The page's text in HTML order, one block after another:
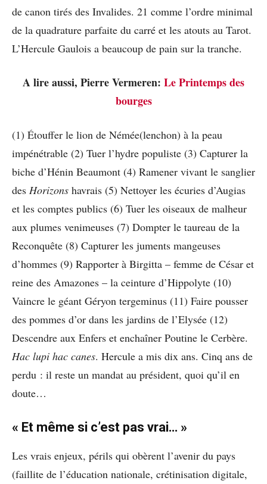
de canon tirés des Invalides. 21 comme l’ordre minimal
de la quadrature parfaite du carré et les atouts au Tarot.
L’Hercule Gaulois a beaucoup de pain sur la tranche.
A lire aussi, Pierre Vermeren: Le Printemps des
bourges
(1) Étouffer le lion de Némée(lenchon) à la peau
impénétrable (2) Tuer l’hydre populiste (3) Capturer la
biche d’Hénin Beaumont (4) Ramener vivant le sanglier
des Horizons havrais (5) Nettoyer les écuries d’Augias
et les comptes publics (6) Tuer les oiseaux de malheur
aux plumes venimeuses (7) Dompter le taureau de la
Reconquête (8) Capturer les juments mangeuses
d’hommes (9) Rapporter à Birgitta – femme de César et
reine des Amazones – la ceinture d’Hippolyte (10)
Vaincre le géant Géryon tergeminus (11) Faire pousser
des pommes d’or dans les jardins de l’Elysée (12)
Descendre aux Enfers et enchaîner Poutine le Cerbère.
Hac lupi hac canes. Hercule a mis dix ans. Cinq ans de
perdu : il reste un mandat au président, quoi qu’il en
doute…
« Et même si c’est pas vrai… »
Les vrais enjeux, périls qui obèrent l’avenir du pays
(faillite de l’éducation nationale, crétinisation digitale,